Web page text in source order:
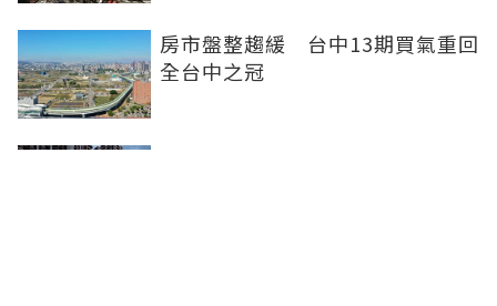
房市盤整趨緩 台中13期買氣重回
全台中之冠